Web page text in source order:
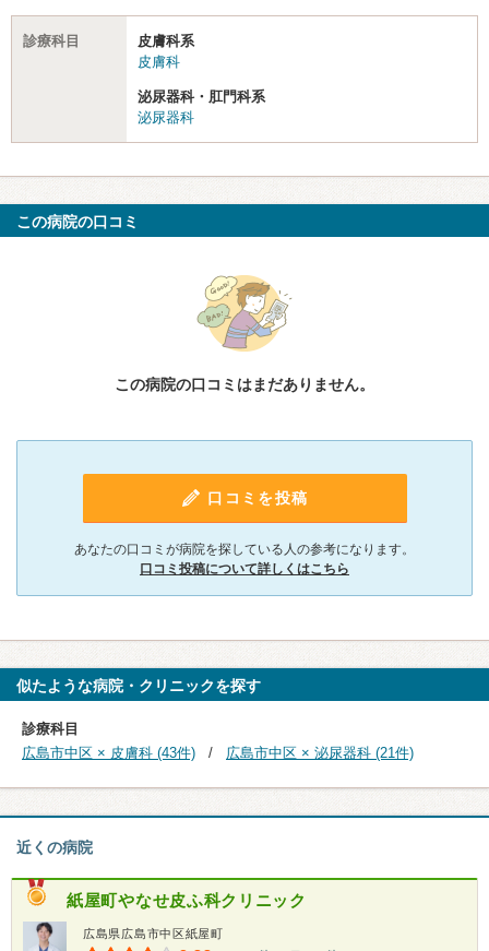
診療科目
皮膚科系
皮膚科
泌尿器科・肛門科系
泌尿器科
この病院の口コミ
この病院の口コミはまだありません。
口コミを投稿
あなたの口コミが病院を探している人の参考になります。
口コミ投稿について詳しくはこちら
似たような病院・クリニックを探す
診療科目
広島市中区 × 皮膚科 (43件)
広島市中区 × 泌尿器科 (21件)
近くの病院
紙屋町やなせ皮ふ科クリニック
広島県広島市中区紙屋町